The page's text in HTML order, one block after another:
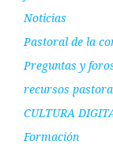
Noticias
Pastoral de la
Preguntas y
recursos
CULTURA
Formación